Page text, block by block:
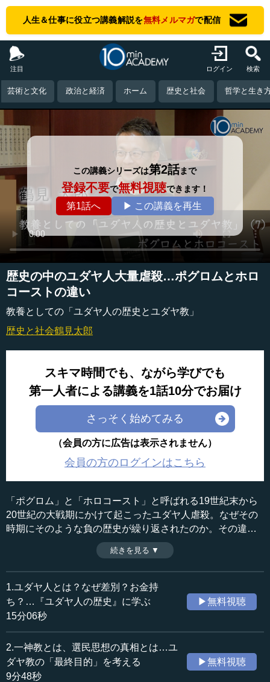
人生＆仕事に役立つ講義解説を無料メルマガで配信
注目 ログイン 検索
芸術と文化 政治と経済 ホーム 歴史と社会 哲学と生き
この講義シリーズは第2話まで
登録不要で無料視聴できます！
第1話へ ▶ この講義を再生
歴史の中のユダヤ人大量虐殺…ポグロムとホロ
コーストの違い
教養としての「ユダヤ人の歴史とユダヤ教」
歴史と社会鶴見太郎
スキマ時間でも、ながら学びでも
第一人者による講義を1話10分でお届け
さっそく始めてみる
（会員の方に広告は表示されません）
会員の方のログインはこちら
「ポグロム」と「ホロコースト」と呼ばれる19世紀末から
20世紀の大戦期にかけて起こったユダヤ人虐殺。なぜその
時期にそのような負の歴史が繰り返されたのか。その違い
と意味を丁寧に解説しながら、政治状況や権力との関係性
の中で差別され、暴力のターゲットにされたその歴史を振
り返る。（全9話中第7話）
※インタビュアー：川上達史（テンミニッツ・アカデミー
編集長）
収録日：2025年12月5日
追加日：2026年4月28日
カテゴリー：
歴史・民族
≪全文≫
●ユダヤ人への敵視から生まれたポグロム
続きを見る ▼
1.ユダヤ人とは？なぜ差別？お金持
ち？…『ユダヤ人の歴史』に学ぶ
15分06秒
▶無料視聴
2.一神教とは、選民思想の真相とは…ユ
ダヤ教の「最終目的」を考える
9分48秒
▶無料視聴